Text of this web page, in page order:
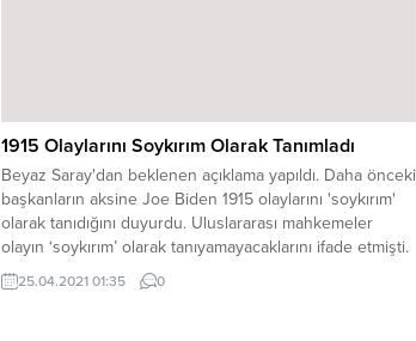
1915 Olaylarını Soykırım Olarak Tanımladı
Beyaz Saray'dan beklenen açıklama yapıldı. Daha önceki
başkanların aksine Joe Biden 1915 olaylarını 'soykırım'
olarak tanıdığını duyurdu. Uluslararası mahkemeler
olayın ‘soykırım’ olarak tanıyamayacaklarını ifade etmişti.
ÇAVUŞOĞLU’NDAN TEPKİBiden’ın açıklamasının
ardından sosyal medya hesabından paylaşım yapan
25.04.2021 01:35 0